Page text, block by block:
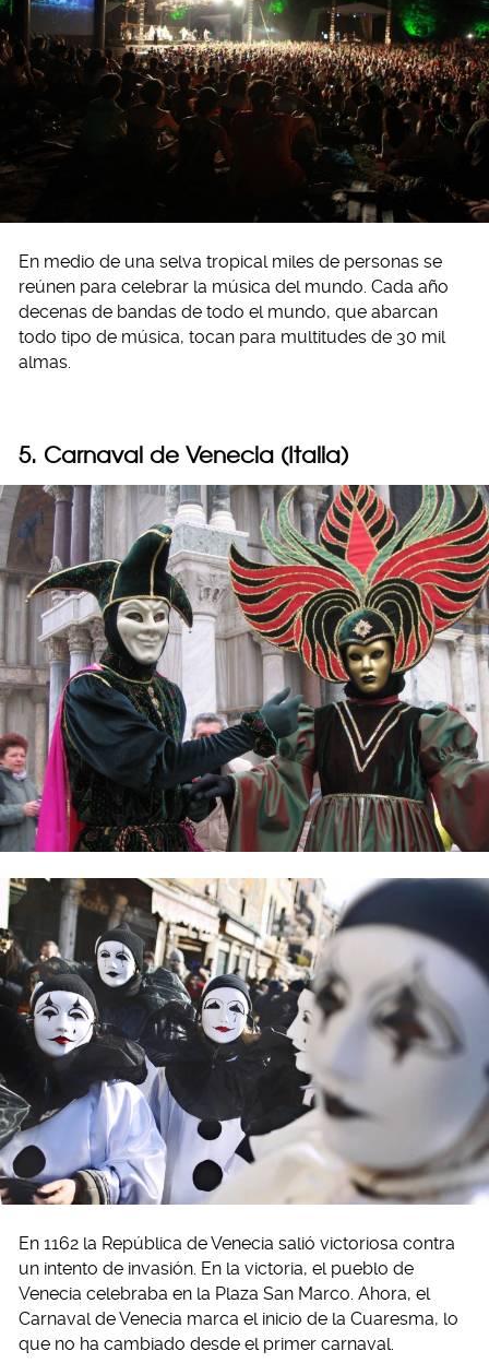
En medio de una selva tropical miles de personas se
reúnen para celebrar la música del mundo. Cada año
decenas de bandas de todo el mundo, que abarcan
todo tipo de música, tocan para multitudes de 30 mil
almas.
5. Carnaval de Venecia (Italia)
En 1162 la República de Venecia salió victoriosa contra
un intento de invasión. En la victoria, el pueblo de
Venecia celebraba en la Plaza San Marco. Ahora, el
Carnaval de Venecia marca el inicio de la Cuaresma, lo
que no ha cambiado desde el primer carnaval.